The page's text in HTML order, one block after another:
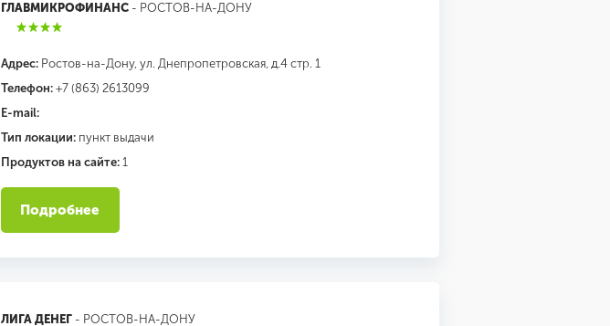
ГЛАВМИКРОФИНАНС- РОСТОВ-НА-ДОНУ
Адрес: Ростов-на-Дону, ул. Днепропетровская, д.4 стр. 1
Телефон: +7 (863) 2613099
E-mail:
Тип локации: пункт выдачи
Продуктов на сайте: 1
Подробнее
ЛИГА ДЕНЕГ- РОСТОВ-НА-ДОНУ